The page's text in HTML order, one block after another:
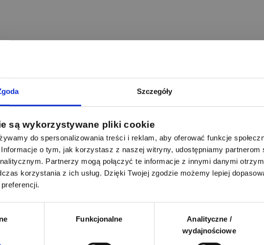
Szczegóły
są wykorzystywane pliki cookie
do spersonalizowania treści i reklam, aby oferować funkcje
o tym, jak korzystasz z naszej witryny, udostępniamy partnerom
Partnerzy mogą połączyć te informacje z innymi danymi
korzystania z ich usług. Dzięki Twojej zgodzie możemy lepiej
Funkcjonalne
Analityczne /
wydajnościowe